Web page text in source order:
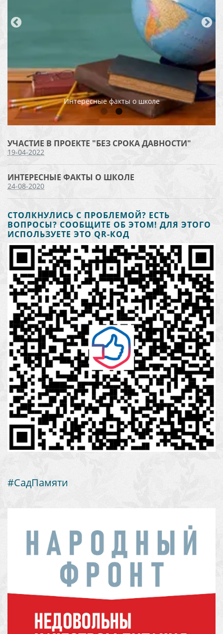
Участие в проекте "Без срока давности"
УЧАСТИЕ В ПРОЕКТЕ "БЕЗ СРОКА ДАВНОСТИ"
19-04-2022
ИНТЕРЕСНЫЕ ФАКТЫ О ШКОЛЕ
24-08-2020
СТОЛКНУЛИСЬ С ПРОБЛЕМОЙ? ЕСТЬ
ВОПРОСЫ? СООБЩИТЕ ОБ ЭТОМ! ДЛЯ ЭТОГО
ИСПОЛЬЗУЕТЕ ЭТО QR-КОД
#СадПамяти